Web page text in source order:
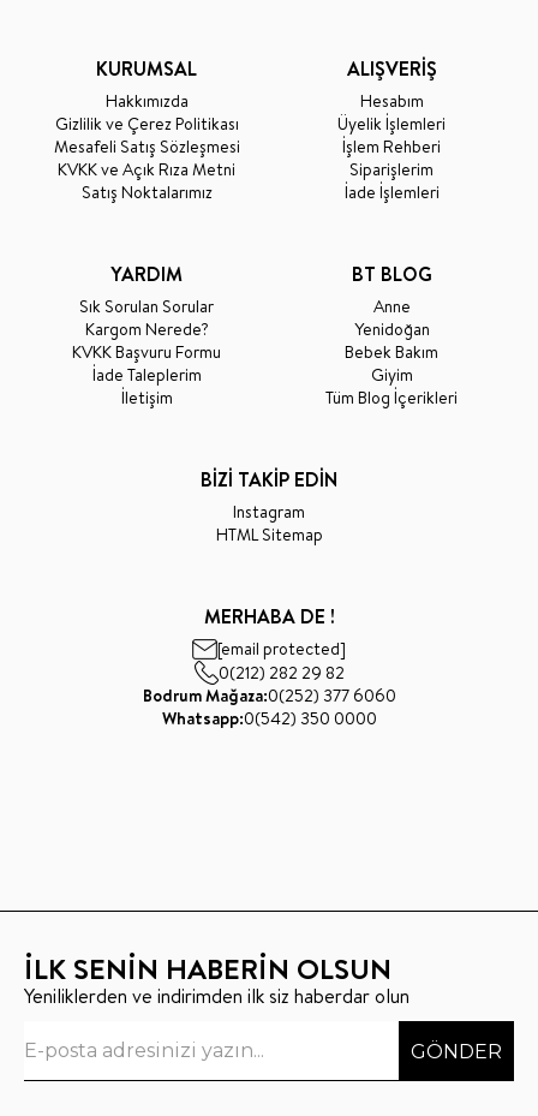
KURUMSAL
Hakkımızda
Gizlilik ve Çerez Politikası
Mesafeli Satış Sözleşmesi
KVKK ve Açık Rıza Metni
Satış Noktalarımız
ALIŞVERİŞ
Hesabım
Üyelik İşlemleri
İşlem Rehberi
Siparişlerim
İade İşlemleri
YARDIM
Sık Sorulan Sorular
Kargom Nerede?
KVKK Başvuru Formu
İade Taleplerim
İletişim
BT BLOG
Anne
Yenidoğan
Bebek Bakım
Giyim
Tüm Blog İçerikleri
BİZİ TAKİP EDİN
Instagram
HTML Sitemap
MERHABA DE !
[email protected]
0(212) 282 29 82
Bodrum Mağaza:0(252) 377 6060
Whatsapp:0(542) 350 0000
İLK SENİN HABERİN OLSUN
Yeniliklerden ve indirimden ilk siz haberdar olun
GÖNDER